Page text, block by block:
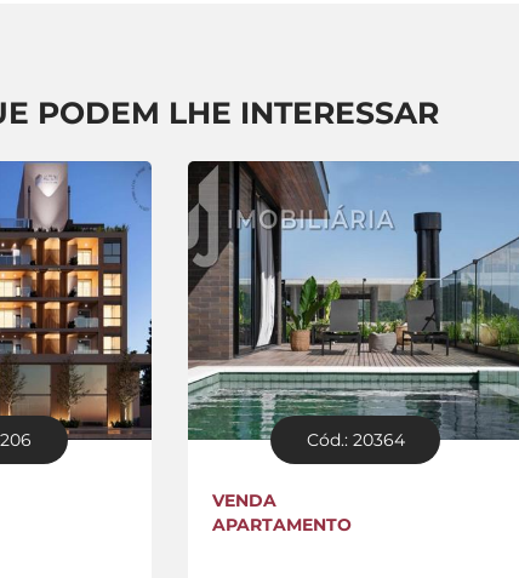
PODEM LHE INTERESSAR
Cód.: 20364
VENDA
APARTAMENTO